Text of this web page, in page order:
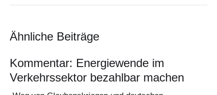
Ähnliche Beiträge
Kommentar: Energiewende im
Verkehrssektor bezahlbar machen